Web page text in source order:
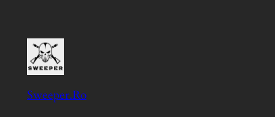
Sweeper.Ro